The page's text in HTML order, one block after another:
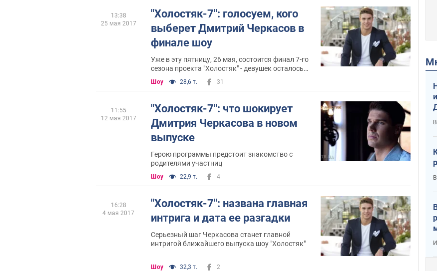
"Холостяк-7": голосуем, кого
выберет Дмитрий Черкасов в
финале шоу
Уже в эту пятницу, 26 мая, состоится финал 7-го
сезона проекта "Холостяк" - девушек осталось
всего две
Шоу 28,6 т. 31
13:38
25 мая 2017
"Холостяк-7": что шокирует
Дмитрия Черкасова в новом
выпуске
Герою программы предстоит знакомство с
родителями участниц
Шоу 22,9 т. 4
11:55
12 мая 2017
"Холостяк-7": названа главная
интрига и дата ее разгадки
Серьезный шаг Черкасова станет главной
интригой ближайшего выпуска шоу "Холостяк"
Шоу 32,3 т. 2
16:28
4 мая 2017